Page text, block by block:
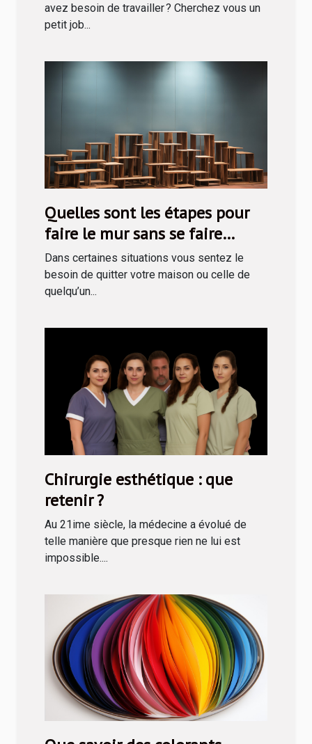
avez besoin de travailler ? Cherchez vous un
petit job...
Quelles sont les étapes pour
faire le mur sans se faire
prendre ?
Dans certaines situations vous sentez le
besoin de quitter votre maison ou celle de
quelqu’un...
Chirurgie esthétique : que
retenir ?
Au 21ime siècle, la médecine a évolué de
telle manière que presque rien ne lui est
impossible....